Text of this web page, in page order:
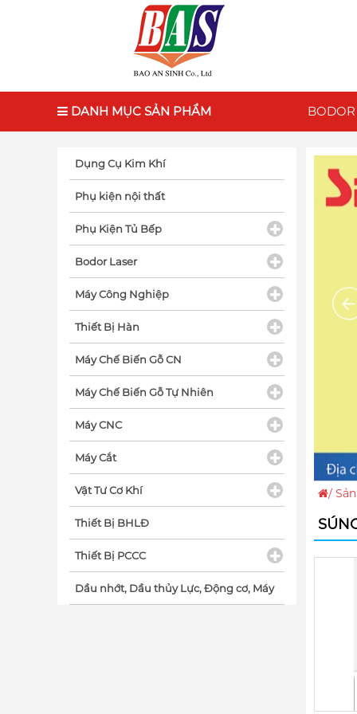
DANH MỤC SẢN PHẨM
/
Dụng Cụ Kim Khí
Phụ kiện nội thất
Phụ Kiện Tủ Bếp
Bodor Laser
Máy Công Nghiệp
Thiết Bị Hàn
Máy Chế Biến Gỗ CN
Máy Chế Biến Gỗ Tự Nhiên
Máy CNC
Máy Cắt
Vật Tư Cơ Khí
Thiết Bị BHLĐ
Thiết Bị PCCC
Dầu nhớt, Dầu thủy Lực, Động cơ, Máy